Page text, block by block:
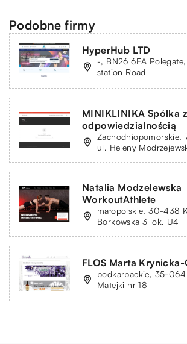
Podobne firmy
HyperHub LTD
-, BN26 6EA
station Road
MINIKLINIKA Spółka
odpowiedzialnością
Zachodniopomorskie,
ul. Heleny
Natalia Modzelewska
WorkoutAthlete
małopolskie, 30-438
Borkowska 3 lok. U4
FLOS Marta
podkarpackie, 35-064
Matejki nr 18